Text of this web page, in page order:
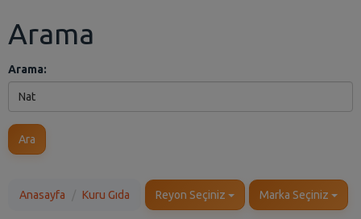
Arama
Arama:
Ara
Anasayfa Kuru Gıda Reyon Seçiniz Marka Seçiniz